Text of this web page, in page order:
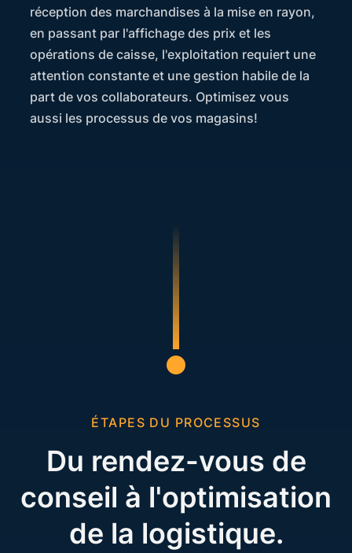
réception des marchandises à la mise en rayon,
en passant par l'affichage des prix et les
opérations de caisse, l'exploitation requiert une
attention constante et une gestion habile de la
part de vos collaborateurs. Optimisez vous
aussi les processus de vos magasins!
ÉTAPES DU PROCESSUS
Du rendez-vous de
conseil à l'optimisation
de la logistique.